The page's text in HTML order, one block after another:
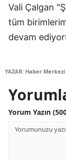
Vali Çalgan
tüm
devam
YAZAR: Haber Merkezi
Yorum Yazın